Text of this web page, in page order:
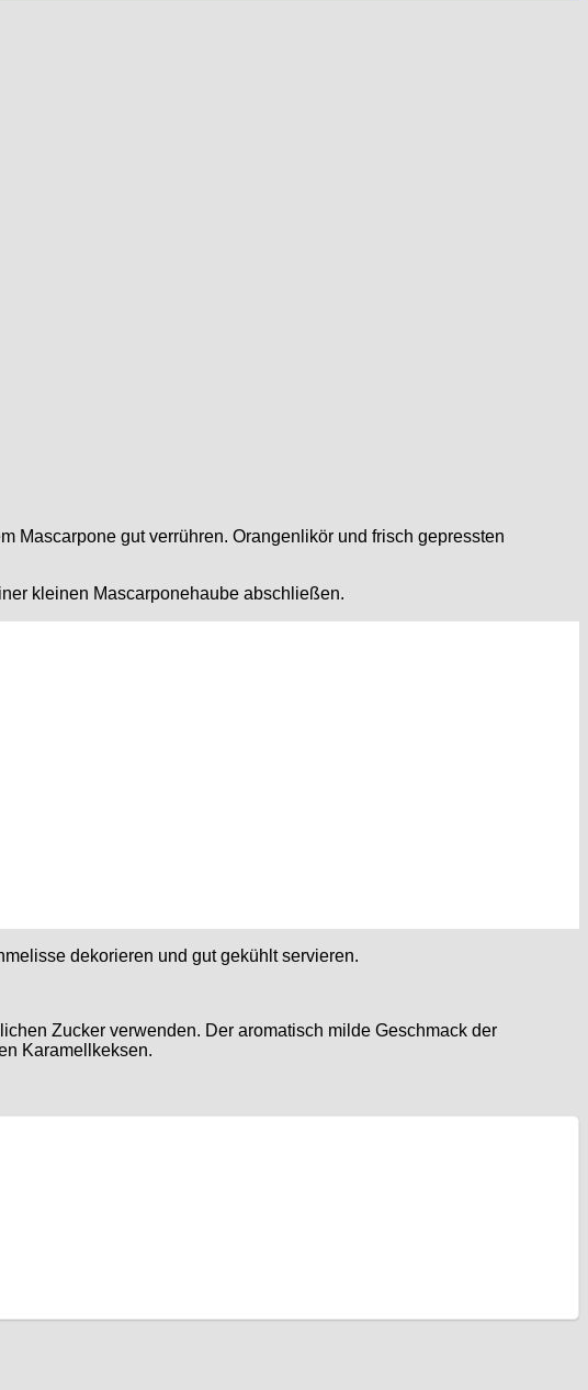
Mascarpone gut verrühren. Orangenlikör und frisch gepressten
kleinen Mascarponehaube abschließen.
dekorieren und gut gekühlt servieren.
Zucker verwenden. Der aromatisch milde Geschmack der
Karamellkeksen.